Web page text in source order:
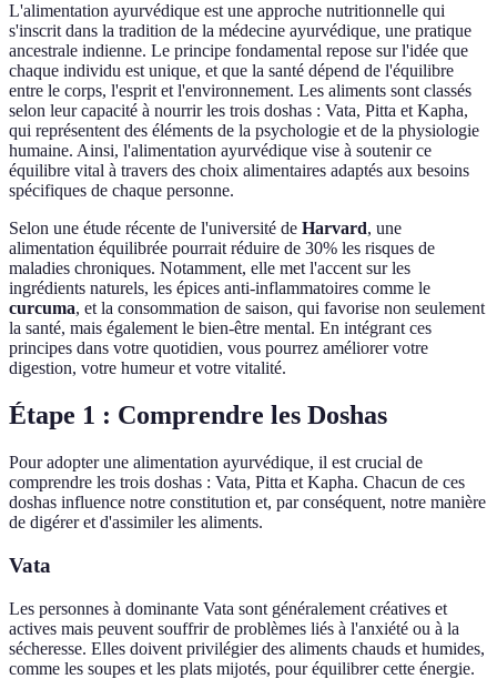
L'alimentation ayurvédique est une approche nutritionnelle qui
s'inscrit dans la tradition de la médecine ayurvédique, une pratique
ancestrale indienne. Le principe fondamental repose sur l'idée que
chaque individu est unique, et que la santé dépend de l'équilibre
entre le corps, l'esprit et l'environnement. Les aliments sont classés
selon leur capacité à nourrir les trois doshas : Vata, Pitta et Kapha,
qui représentent des éléments de la psychologie et de la physiologie
humaine. Ainsi, l'alimentation ayurvédique vise à soutenir ce
équilibre vital à travers des choix alimentaires adaptés aux besoins
spécifiques de chaque personne.
Selon une étude récente de l'université de Harvard, une
alimentation équilibrée pourrait réduire de 30% les risques de
maladies chroniques. Notamment, elle met l'accent sur les
ingrédients naturels, les épices anti-inflammatoires comme le
curcuma, et la consommation de saison, qui favorise non seulement
la santé, mais également le bien-être mental. En intégrant ces
principes dans votre quotidien, vous pourrez améliorer votre
digestion, votre humeur et votre vitalité.
Étape 1 : Comprendre les Doshas
Pour adopter une alimentation ayurvédique, il est crucial de
comprendre les trois doshas : Vata, Pitta et Kapha. Chacun de ces
doshas influence notre constitution et, par conséquent, notre manière
de digérer et d'assimiler les aliments.
Vata
Les personnes à dominante Vata sont généralement créatives et
actives mais peuvent souffrir de problèmes liés à l'anxiété ou à la
sécheresse. Elles doivent privilégier des aliments chauds et humides,
comme les soupes et les plats mijotés, pour équilibrer cette énergie.